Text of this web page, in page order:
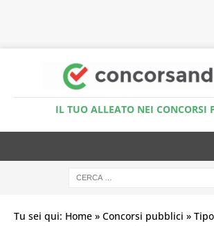
IL TUO ALLEATO NEI CONCORSI
Tu sei qui: Home » Concorsi pubblici »